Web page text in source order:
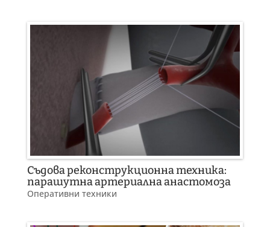
Съдова реконструкционна техника:
парашутна артериална анастомоза
Оперативни техники